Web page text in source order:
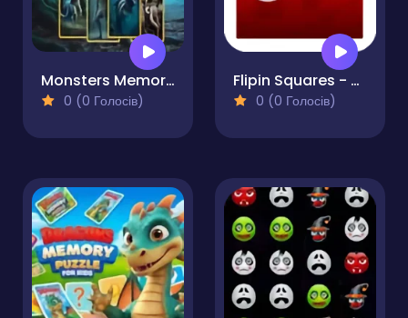
Monsters Memory Game
0 (0 Голосів)
Flipin Squares - Match Pairs
0 (0 Голосів)